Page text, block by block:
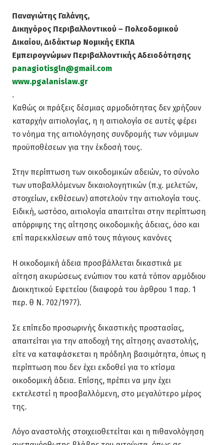
Παναγιώτης Γαλάνης,
Δικηγόρος Περιβαλλοντικού – Πολεοδομικού
Δικαίου, Διδάκτωρ Νομικής ΕΚΠΑ
Εμπειρογνώμων Περιβαλλοντικής Αδειοδότησης
panagiotisgln@gmail.com
www.pgalanislaw.gr
.
Καθώς οι πράξεις δέσμιας αρμοδιότητας δεν χρήζουν
καταρχήν αιτιολογίας, η η αιτιολογία σε αυτές φέρει
το νόημα της αιτιολόγησης συνδρομής των νόμιμων
προϋποθέσεων για την έκδοσή τους.
Στην περίπτωση των οικοδομικών αδειών, το σύνολο
των υποβαλλόμενων δικαιολογητικών (π.χ. μελετών,
στοιχείων, εκθέσεων) αποτελούν την αιτιολογία τους.
Ειδική, ωστόσο, αιτιολογία απαιτείται στην περίπτωση
απόρριψης της αίτησης οικοδομικής άδειας, όσο και
επί παρεκκλίσεων από τους πάγιους κανόνες
Η οικοδομική άδεια προσβάλλεται δικαστικά με
αίτηση ακυρώσεως ενώπιον του κατά τόπον αρμόδιου
Διοικητικού Εφετείου (διαφορά του άρθρου 1 παρ. 1
περ. θ Ν. 702/1977).
Σε επίπεδο προσωρινής δικαστικής προστασίας,
απαιτείται για την αποδοχή της αίτησης αναστολής,
είτε να καταφάσκεται η πρόδηλη βασιμότητα, όπως η
περίπτωση που δεν έχει εκδοθεί για το κτίσμα
οικοδομική άδεια. Επίσης, πρέπει να μην έχει
εκτελεστεί η προσβαλλόμενη, στο μεγαλύτερο μέρος
της.
Λόγο αναστολής στοιχειοθετείται και η πιθανολόγηση